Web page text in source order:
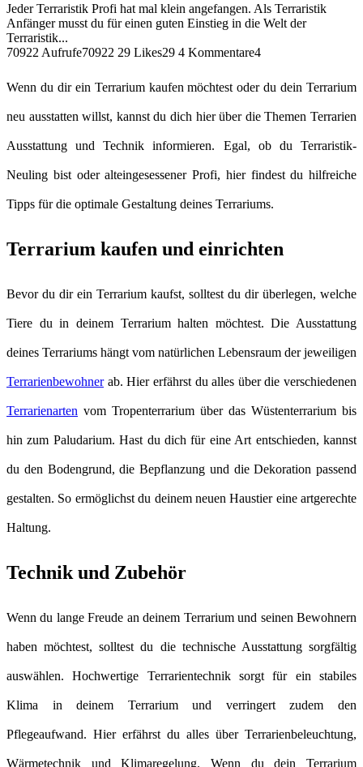
Jeder Terraristik Profi hat mal klein angefangen. Als Terraristik
Anfänger musst du für einen guten Einstieg in die Welt der
Terraristik...
70922 Aufrufe70922 29 Likes29 4 Kommentare4
Wenn du dir ein Terrarium kaufen möchtest oder du dein Terrarium
neu ausstatten willst, kannst du dich hier über die Themen Terrarien
Ausstattung und Technik informieren. Egal, ob du Terraristik-
Neuling bist oder alteingesessener Profi, hier findest du hilfreiche
Tipps für die optimale Gestaltung deines Terrariums.
Terrarium kaufen und einrichten
Bevor du dir ein Terrarium kaufst, solltest du dir überlegen, welche
Tiere du in deinem Terrarium halten möchtest. Die Ausstattung
deines Terrariums hängt vom natürlichen Lebensraum der jeweiligen
Terrarienbewohnerab. Hier erfährst du alles über die verschiedenen
Terrarienarten vom Tropenterrarium über das Wüstenterrarium bis
hin zum Paludarium. Hast du dich für eine Art entschieden, kannst
du den Bodengrund, die Bepflanzung und die Dekoration passend
gestalten. So ermöglichst du deinem neuen Haustier eine artgerechte
Haltung.
Technik und Zubehör
Wenn du lange Freude an deinem Terrarium und seinen Bewohnern
haben möchtest, solltest du die technische Ausstattung sorgfältig
auswählen. Hochwertige Terrarientechnik sorgt für ein stabiles
Klima in deinem Terrarium und verringert zudem den
Pflegeaufwand. Hier erfährst du alles über Terrarienbeleuchtung,
Wärmetechnik und Klimaregelung. Wenn du dein Terrarium